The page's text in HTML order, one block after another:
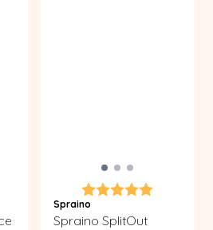
Karakter:
Spraino
Spraino SplitOut